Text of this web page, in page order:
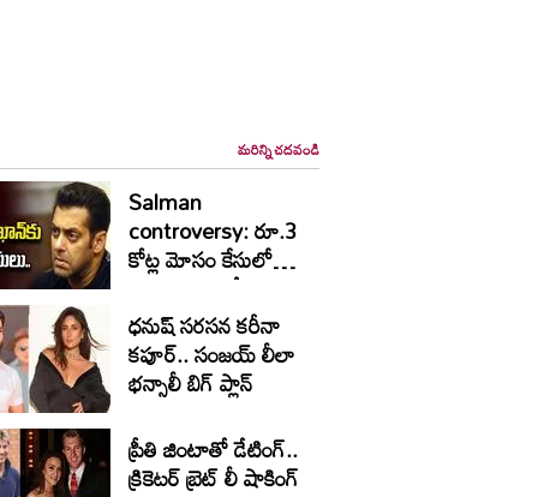
మరిన్ని చదవండి
Salman
controversy: రూ.3
కోట్ల మోసం కేసులో
విచారణకు ఆదేశం
ధనుష్ సరసన కరీనా
కపూర్.. సంజయ్ లీలా
భన్సాలీ బిగ్ ప్లాన్
ప్రీతి జింటాతో డేటింగ్‌..
క్రికెటర్ బ్రెట్‌ లీ షాకింగ్